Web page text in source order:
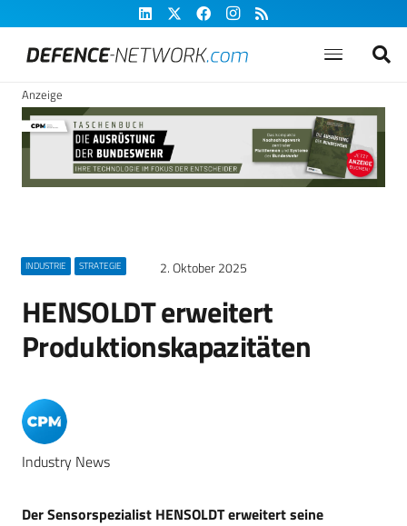
Anzeige
INDUSTRIE STRATEGIE 2. Oktober 2025
HENSOLDT erweitert
Produktionskapazitäten
Industry News
Der Sensorspezialist HENSOLDT erweitert seine